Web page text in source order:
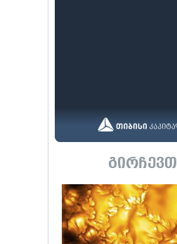
გირჩევთ